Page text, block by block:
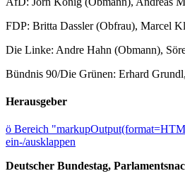
FDP: Britta Dassler (Obfrau), Marcel
Die Linke: Andre Hahn (Obmann),
Bündnis 90/Die Grünen: Erhard
Herausgeber
ö Bereich
ein-/ausklappen
Deutscher Bundestag,